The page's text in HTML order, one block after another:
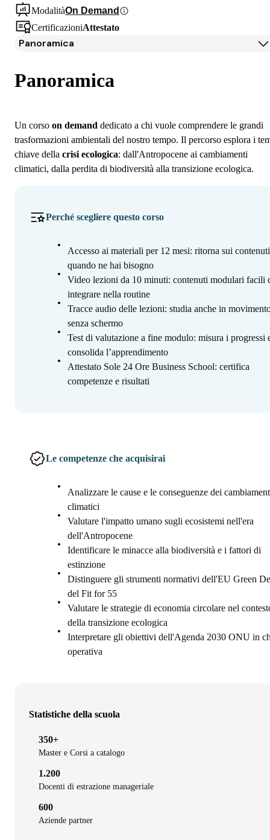
ModalitàOn Demand
CertificazioniAttestato
Panoramica
Programma
Iscrizione
Panoramica
Un corso on demand dedicato a chi vuole comprendere le grandi
trasformazioni ambientali del nostro tempo. Il percorso esplora i
chiave della crisi ecologica: dall'Antropocene ai cambiamenti
climatici, dalla perdita di biodiversità alla transizione ecologica.
Perché scegliere questo corso
Accesso ai materiali per 12 mesi: ritorna sui contenuti
quando ne hai bisogno
Video lezioni da 10 minuti: contenuti modulari facili
integrare nella routine
Tracce audio delle lezioni: studia anche in
senza schermo
Test di valutazione a fine modulo: misura i progressi
consolida l’apprendimento
Attestato Sole 24 Ore Business School: certifica
competenze e risultati
Le competenze che acquisirai
Analizzare le cause e le conseguenze dei
climatici
Valutare l'impatto umano sugli ecosistemi nell'era
dell'Antropocene
Identificare le minacce alla biodiversità e i fattori di
estinzione
Distinguere gli strumenti normativi dell'EU Green
del Fit for 55
Valutare le strategie di economia circolare nel
della transizione ecologica
Interpretare gli obiettivi dell'Agenda 2030 ONU in
operativa
Statistiche della scuola
350+
Master e Corsi a catalogo
1.200
Docenti di estrazione manageriale
600
Aziende partner